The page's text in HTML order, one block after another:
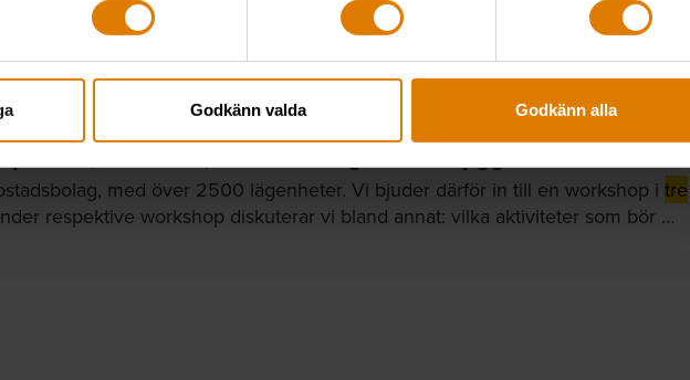
Godkänn valda Godkänn alla
(35%-arna) – Renovering och ombyggnation
med över 2500 lägenheter. Vi bjuder därför in till en workshop i tre
respektive workshop diskuterar vi bland annat: vilka aktiviteter som bör …